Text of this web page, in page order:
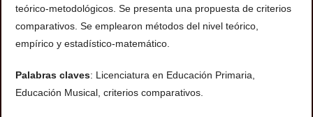
teórico-metodológicos. Se presenta una propuesta de criterios
comparativos. Se emplearon métodos del nivel teórico,
empírico y estadístico-matemático.
Palabras claves: Licenciatura en Educación Primaria,
Educación Musical, criterios comparativos.